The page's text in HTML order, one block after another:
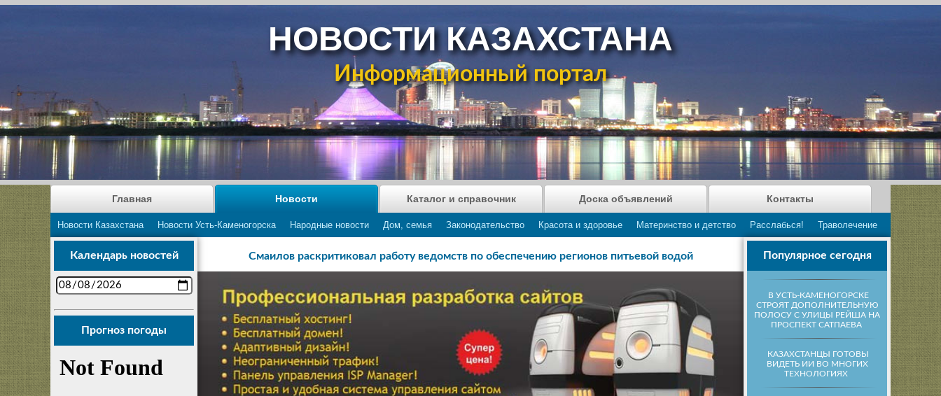
НОВОСТИ КАЗАХСТАНА
Информационный портал
Главная Новости
Новости Казахстана Новости Усть-Каменогорска Народные новости Дом, семья Законодательство Красота и здоровье Материнство и детство Расслабься! Траволечение
Каталог и справочник Доска объявлений Контакты
Популярное сегодня
В УСТЬ-КАМЕНОГОРСКЕ
СТРОЯТ ДОПОЛНИТЕЛЬНУЮ
ПОЛОСУ С УЛИЦЫ РЕЙША НА
ПРОСПЕКТ САТПАЕВА
КАЗАХСТАНЦЫ ГОТОВЫ
ВИДЕТЬ ИИ ВО МНОГИХ
ТЕХНОЛОГИЯХ
Календарь новостей
Прогноз погоды
Смаилов раскритиковал работу ведомств по обеспечению регионов питьевой водой